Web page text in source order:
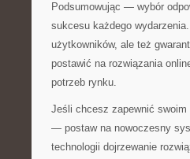
Podsumowując — wybór
sukcesu każdego
użytkowników, ale też
postawić na rozwiązania
potrzeb rynku.
Jeśli chcesz zapewnić swoim
— postaw na nowoczesny
technologii dojrzewanie